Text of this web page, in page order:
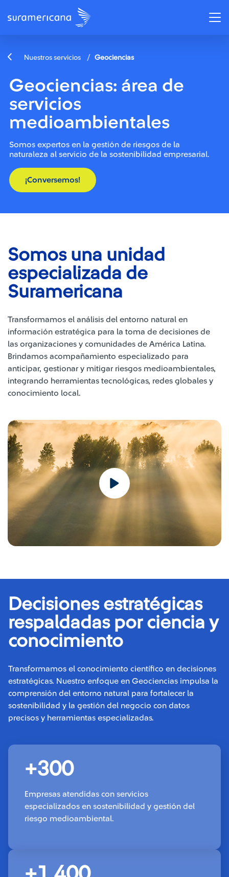
Nuestros servicios / Geociencias
Geociencias: área de
servicios
medioambientales
Somos expertos en la gestión de riesgos de la
naturaleza al servicio de la sostenibilidad empresarial.
¡Conversemos!
Somos una unidad
especializada de
Suramericana
Transformamos el análisis del entorno natural en
información estratégica para la toma de decisiones de
las organizaciones y comunidades de América Latina. ​
Brindamos acompañamiento especializado para
anticipar, gestionar y mitigar riesgos medioambientales,
integrando herramientas tecnológicas, redes globales y
conocimiento local.​​
Decisiones estratégicas
respaldadas por ciencia y
conocimiento
Transformamos el conocimiento científico en decisiones
estratégicas. Nuestro enfoque en Geociencias impulsa la
comprensión del entorno natural para fortalecer la
sostenibilidad y la gestión del negocio con datos
precisos y herramientas especializadas.
+300
Empresas atendidas con servicios
especializados en sostenibilidad y gestión del
riesgo medioambiental.